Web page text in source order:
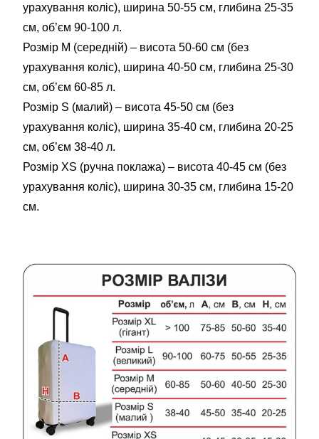
урахування коліс), ширина 50-55 см, глибина 25-35
см, об’єм 90-100 л.
Розмір М (середній) – висота 50-60 см (без
урахування коліс), ширина 40-50 см, глибина 25-30
см, об’єм 60-85 л.
Розмір S (малий) – висота 45-50 см (без
урахування коліс), ширина 35-40 см, глибина 20-25
см, об’єм 38-40 л.
Розмір XS (ручна поклажа) – висота 40-45 см (без
урахування коліс), ширина 30-35 см, глибина 15-20
см.